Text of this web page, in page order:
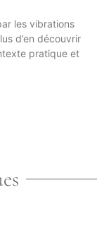
les vibrations
d’en découvrir
pratique et